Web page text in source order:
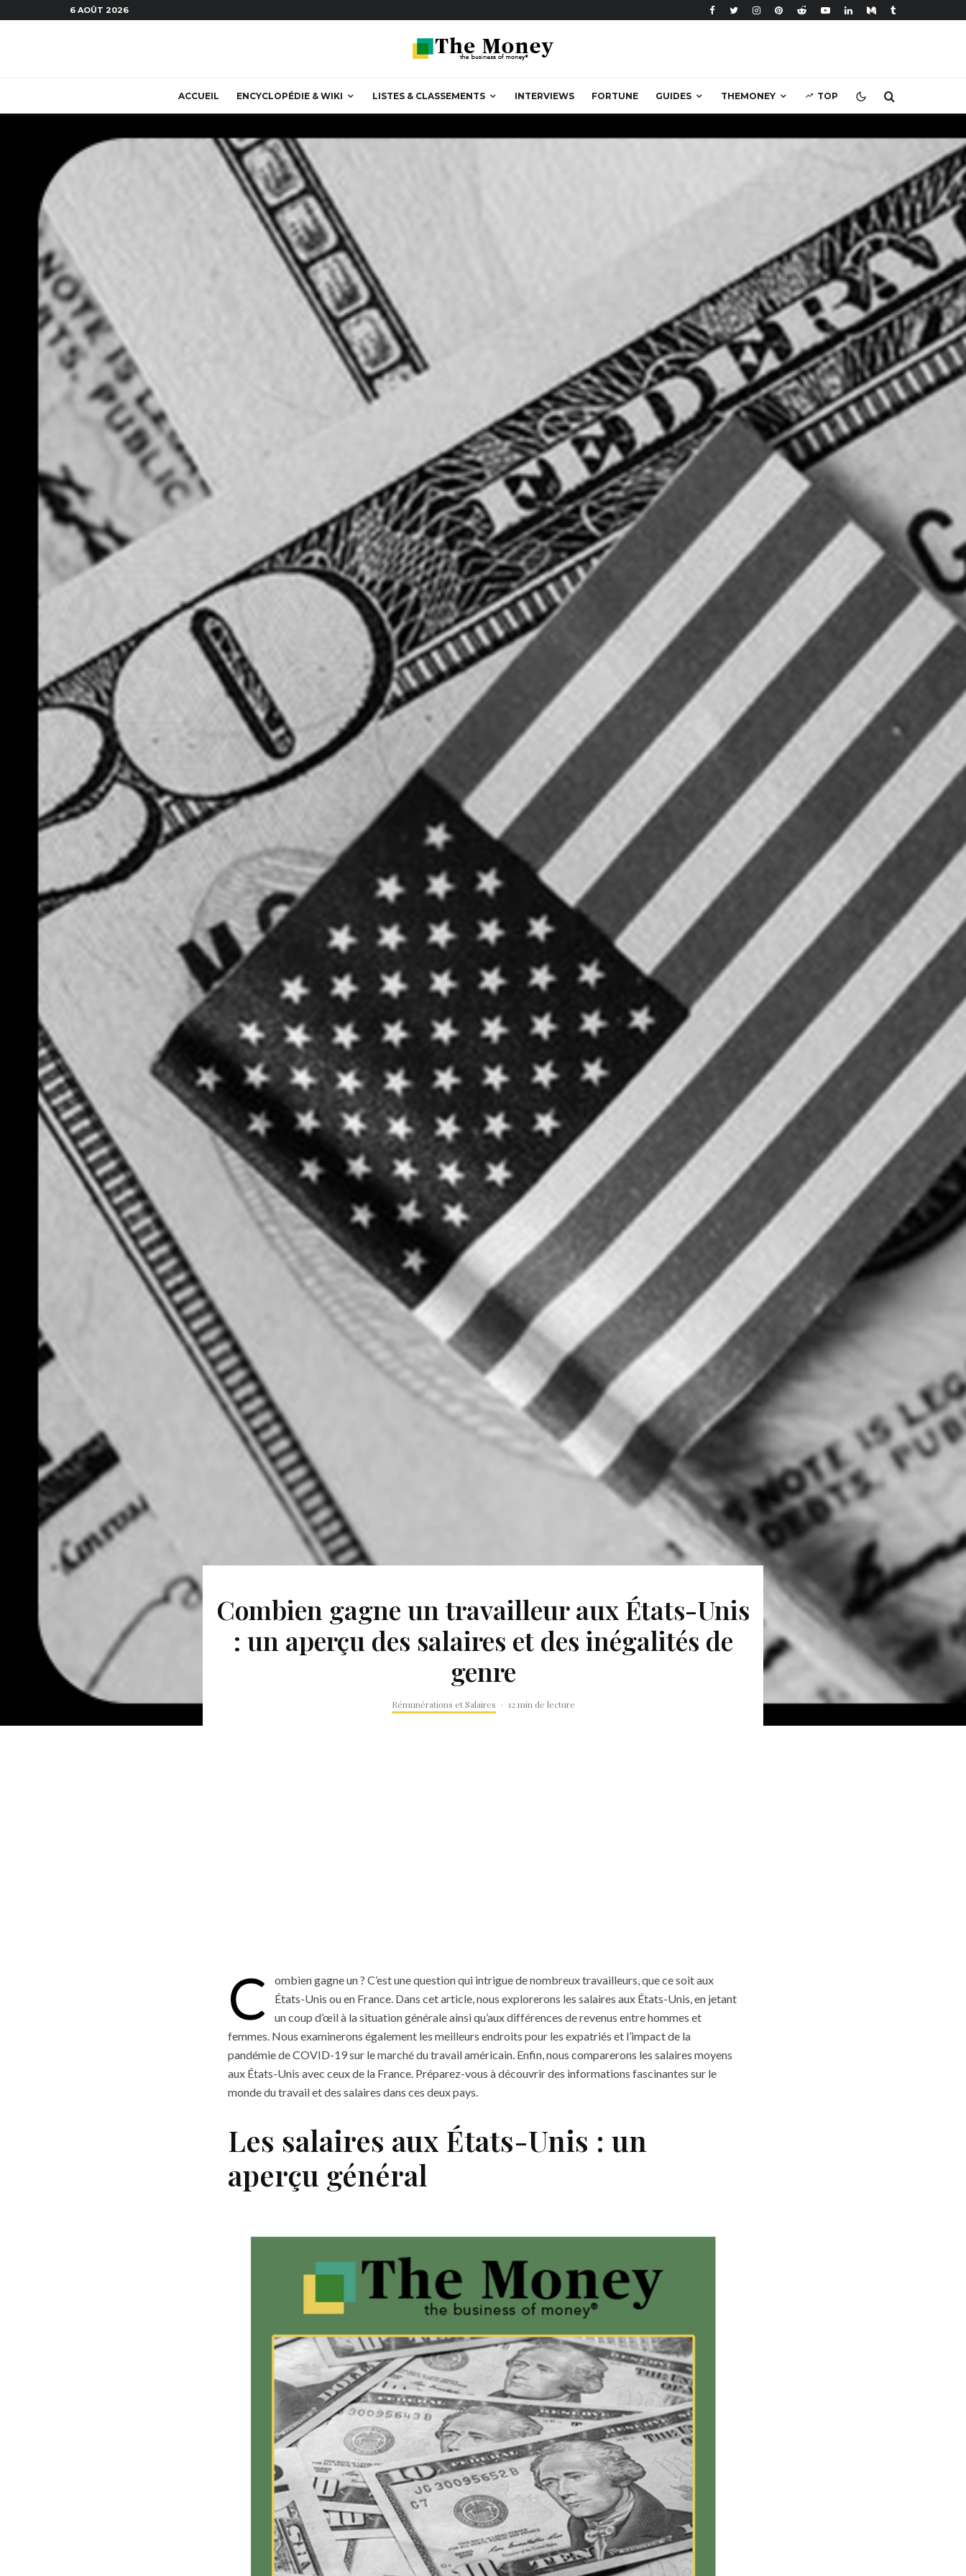
6 AOÛT 2026
ACCUEIL ENCYCLOPÉDIE & WIKI LISTES & CLASSEMENTS INTERVIEWS FORTUNE GUIDES THEMONEY TOP
Combien gagne un travailleur aux États-Unis
: un aperçu des salaires et des inégalités de
genre
Rémunérations et Salaires · 12 min de lecture
C
ombien gagne un ? C’est une question qui intrigue de nombreux travailleurs, que ce soit aux
États-Unis ou en France. Dans cet article, nous explorerons les salaires aux États-Unis, en jetant
un coup d’œil à la situation générale ainsi qu’aux différences de revenus entre hommes et
femmes. Nous examinerons également les meilleurs endroits pour les expatriés et l’impact de la
pandémie de COVID-19 sur le marché du travail américain. Enfin, nous comparerons les salaires moyens
aux États-Unis avec ceux de la France. Préparez-vous à découvrir des informations fascinantes sur le
monde du travail et des salaires dans ces deux pays.
Les salaires aux États-Unis : un
aperçu général